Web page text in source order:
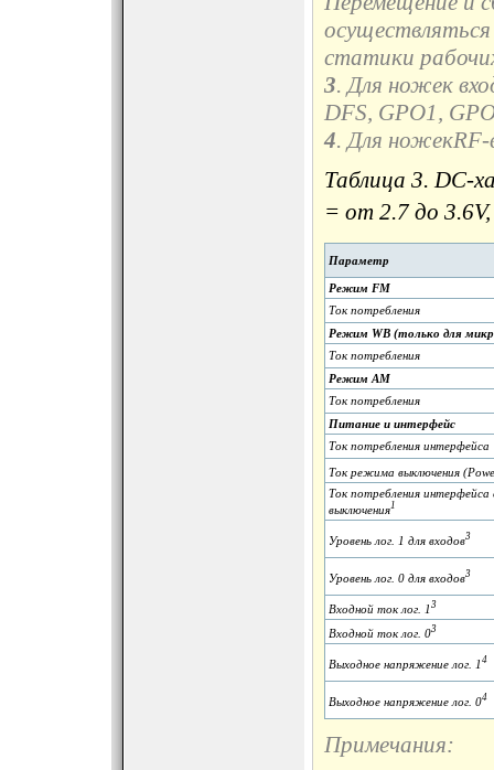
статики
3. Для ножек
DFS, GPO1,
4. Для ножекRF-
Таблица 3. DC-
= от 2.7 до
Параметр
Режим FM
Ток потребления
Режим WB (только для
Ток потребления
Режим AM
Ток потребления
Питание и интерфейс
Ток потребления интерфейса
Ток режима выключения
Ток потребления
выключения1
Уровень лог. 1 для входов3
Уровень лог. 0 для входов3
Входной ток лог. 1 3
Входной ток лог. 03
Выходное напряжение лог. 1 4
Выходное напряжение лог. 04
Примечания: